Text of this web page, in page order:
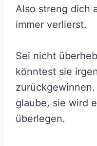
Also streng dich
immer verlierst.
Sei nicht
könntest sie
glaube, sie wird
überlegen.